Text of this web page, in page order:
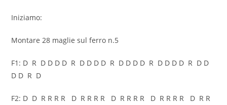
Iniziamo:
Montare 28 maglie sul ferro n.5
F1: D R D D D D R D D D D R D D D D R D D D D R D D
D D R D
F2: D D R R R R D R R R R D R R R R D R R R R D R R